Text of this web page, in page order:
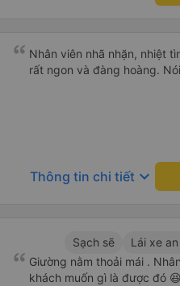
Tôi hy vọng ứng dụng và
mang đến nhiều tiện ích
quá nhanh, chọn dễ dàng
sửa, dẫn đến nguy cơ bị
ký. Nhân viên chuyên
sao cho cả app Vexere và
triển để mang lại trải
Nhân viên nhã nhặn, nhiệt
rất ngon và đàng hoàng.
Thông tin chi tiết keyboard_arrow_down
Sạch sẽ Lái xe
Giường nằm thoải mái .
khách muốn gì là được đó